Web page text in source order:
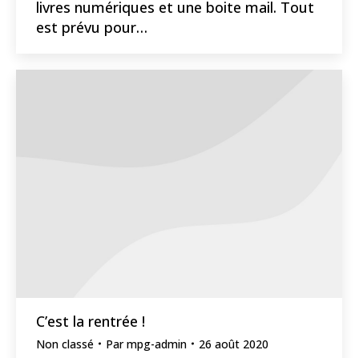
livres numériques et une boite mail. Tout
est prévu pour…
C’est la rentrée !
Non classé Parmpg-admin 26 août 2020